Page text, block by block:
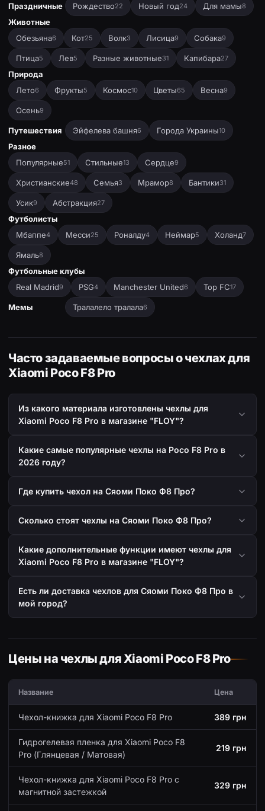
Праздничные Рождество22 Новый год24 Для мамы8
Животные
Обезьяна6 Кот25 Волк3 Лисица9 Собака9
Птица5 Лев5 Разные животные31 Капибара27
Природа
Лето6 Фрукты5 Космос10 Цветы65 Весна9
Осень9
Путешествия Эйфелева башня6 Города Украины10
Разное
Популярные51 Стильные13 Сердце9
Христианские48 Семья3 Мрамор8 Бантики31
Усик9 Абстракция27
Футболисты
Мбаппе4 Месси25 Роналду4 Неймар5 Холанд7
Ямаль8
Футбольные клубы
Real Madrid9 PSG4 Manchester United6 Top FC17
Мемы Тралалело тралала6
Часто задаваемые вопросы о чехлах для
Xiaomi Poco F8 Pro
Из какого материала изготовлены чехлы для
Xiaomi Poco F8 Pro в магазине "FLOY"?
Какие самые популярные чехлы на Poco F8 Pro в
2026 году?
Где купить чехол на Сяоми Поко Ф8 Про?
Сколько стоят чехлы на Сяоми Поко Ф8 Про?
Какие дополнительные функции имеют чехлы для
Xiaomi Poco F8 Pro в магазине "FLOY"?
Есть ли доставка чехлов для Сяоми Поко Ф8 Про в
мой город?
Цены на чехлы для Xiaomi Poco F8 Pro
Название Цена
Чехол-книжка для Xiaomi Poco F8 Pro 389 грн
Гидрогелевая пленка для Xiaomi Poco F8
Pro (Глянцевая / Матовая)
219 грн
Чехол-книжка для Xiaomi Poco F8 Pro с
магнитной застежкой
329 грн